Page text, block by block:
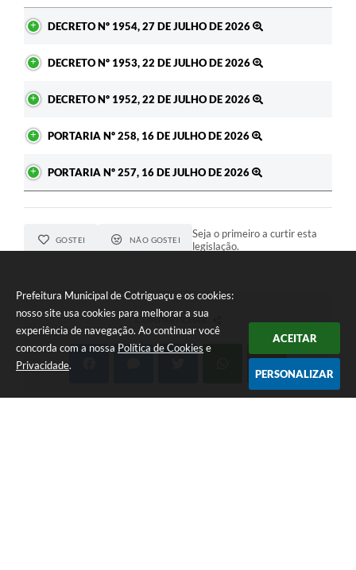
Prefeitura Municipal de Cotriguaçu e os cookies:
nosso site usa cookies para melhorar a sua
experiência de navegação. Ao continuar você
concorda com a nossa Política de Cookies e
Privacidade.
ACEITAR
PERSONALIZAR
DECRETO Nº 1954, 27 DE JULHO DE 2026
DECRETO Nº 1953, 22 DE JULHO DE 2026
DECRETO Nº 1952, 22 DE JULHO DE 2026
PORTARIA Nº 258, 16 DE JULHO DE 2026
PORTARIA Nº 257, 16 DE JULHO DE 2026
GOSTEI NÃO GOSTEI
Seja o primeiro a curtir esta
legislação.
COMPARTILHAR